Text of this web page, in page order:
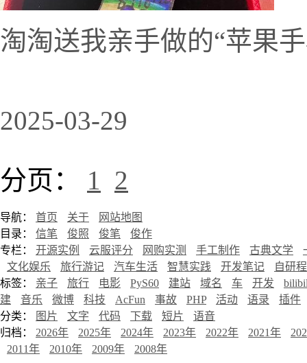
淘淘送我亲手做的“苹果
2025-03-29
分页： 1 2
导航： 首页 关于
网站地图
目录： 信笔 俊照 俊笔
俊作
专栏： 开源实例 云服评分 网购实测 手工制作 古典文学
文化娱乐
旅行游记 汽车生活 智慧实践 开发笔记
自研
标签： 亲子 旅行 电影 PyS60 建站 域名 车 开发
建
音乐 微博 科技 AcFun 事故 PHP 活动 语录
插件
分类：
图片 文字 代码 下载 短片
语音
归档： 2026年 2025年 2024年 2023年 2022年 2021年
2011年
2010年 2009年 2008年